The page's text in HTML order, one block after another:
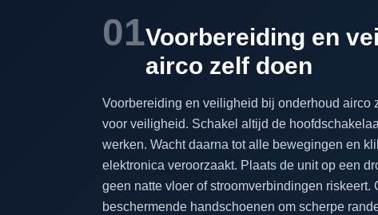
01Voorbereiding en
airco zelf doen
Voorbereiding en veiligheid bij onderhoud airco
voor veiligheid. Schakel altijd de
werken. Wacht daarna tot alle bewegingen en
elektronica veroorzaakt. Plaats de unit op een
geen natte vloer of stroomverbindingen
beschermende handschoenen om scherpe